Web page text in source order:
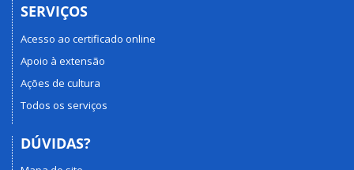
SERVIÇOS
Acesso ao certificado online
Apoio à extensão
Ações de cultura
Todos os serviços
DÚVIDAS?